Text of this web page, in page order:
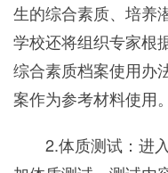
生的综合素质、培养
学校还将组织专家根
综合素质档案使用办
案作为参考材料使用。
2.体质测试：进